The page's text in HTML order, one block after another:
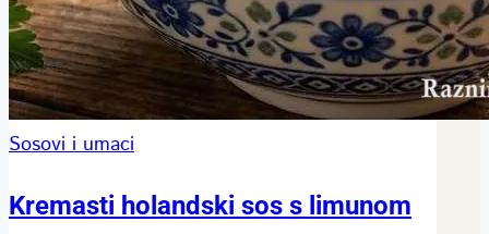
Sosovi i umaci
Kremasti holandski sos s limunom